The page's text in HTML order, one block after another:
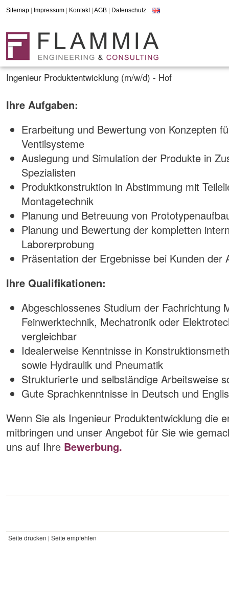
Sitemap Impressum Kontakt| AGB Datenschutz
Ingenieur Produktentwicklung (m/w/d) - Hof
Ihre Aufgaben:
Erarbeitung und Bewertung von Konzepten
Ventilsysteme
Auslegung und Simulation der Produkte in
Spezialisten
Produktkonstruktion in Abstimmung mit
Montagetechnik
Planung und Betreuung von
Planung und Bewertung der kompletten
Laborerprobung
Präsentation der Ergebnisse bei Kunden der
Ihre Qualifikationen:
Abgeschlossenes Studium der Fachrichtung
Feinwerktechnik, Mechatronik oder
vergleichbar
Idealerweise Kenntnisse in
sowie Hydraulik und Pneumatik
Strukturierte und selbständige Arbeitsweise
Gute Sprachkenntnisse in Deutsch und
Wenn Sie als Ingenieur Produktentwicklung die
mitbringen und unser Angebot für Sie wie
uns auf Ihre Bewerbung.
Seite drucken | Seite empfehlen